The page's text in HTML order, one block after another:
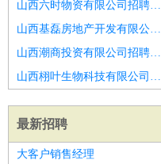
山西六时物资有限公司招聘大客户销售经理
山西基磊房地产开发有限公司招聘销售经理
山西潮商投资有限公司招聘区域销售经理
山西栩叶生物科技有限公司招聘潍坊市消防工程拓展经理
最新招聘
大客户销售经理